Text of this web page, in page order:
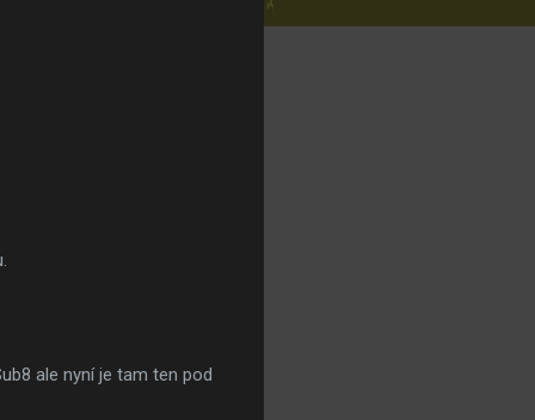
ale nyní je tam ten pod